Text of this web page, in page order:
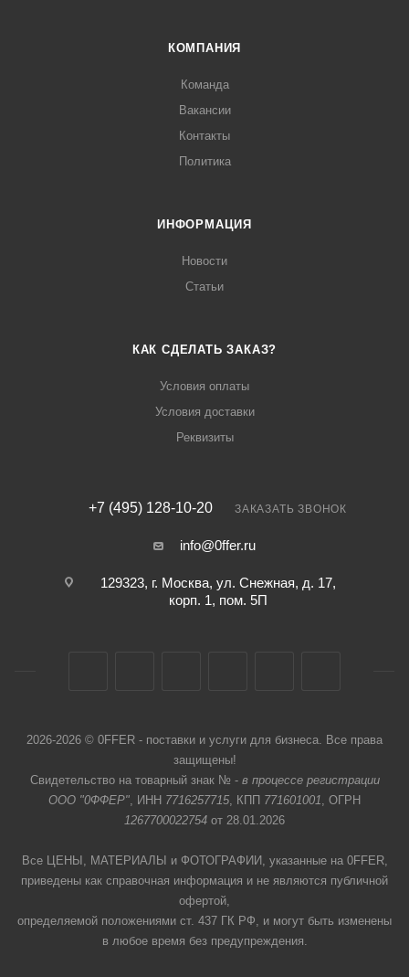
КОМПАНИЯ
Команда
Вакансии
Контакты
Политика
ИНФОРМАЦИЯ
Новости
Статьи
КАК СДЕЛАТЬ ЗАКАЗ?
Условия оплаты
Условия доставки
Реквизиты
+7 (495) 128-10-20 ЗАКАЗАТЬ ЗВОНОК
info@0ffer.ru
129323, г. Москва, ул. Снежная, д. 17,
корп. 1, пом. 5П
2026-2026 © 0FFER - поставки и услуги для бизнеса. Все права
защищены!
Свидетельство на товарный знак № - в процессе регистрации
ООО "0ФФЕР", ИНН 7716257715, КПП 771601001, ОГРН
1267700022754 от 28.01.2026
Все ЦЕНЫ, МАТЕРИАЛЫ и ФОТОГРАФИИ, указанные на 0FFER,
приведены как справочная информация и не являются публичной
офертой,
определяемой положениями ст. 437 ГК РФ, и могут быть изменены
в любое время без предупреждения.